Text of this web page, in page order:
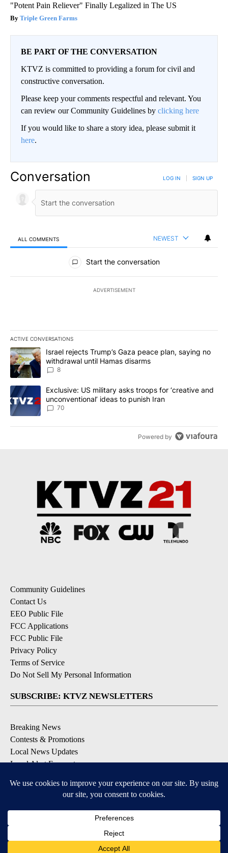
"Potent Pain Reliever" Finally Legalized in The US
Triple Green Farms
BE PART OF THE CONVERSATION
KTVZ is committed to providing a forum for civil and
constructive conversation.
Please keep your comments respectful and relevant. You
can review our Community Guidelines by clicking here
If you would like to share a story idea, please submit it
here.
Conversation LOG IN SIGN UP
ALL COMMENTS NEWEST
All Comments
Start the conversation
ADVERTISEMENT
ACTIVE CONVERSATIONS
The following is a list of the most commented articles in the last
A trending article titled "Israel rejects Trump’s Gaza peace
Israel rejects Trump’s Gaza peace plan, saying no
withdrawal until Hamas disarms
8
A trending article titled "Exclusive: US military asks troops for
Exclusive: US military asks troops for ‘creative and
unconventional’ ideas to punish Iran
70
Powered by
Community Guidelines
Contact Us
EEO Public File
FCC Applications
FCC Public File
Privacy Policy
Terms of Service
Do Not Sell My Personal Information
SUBSCRIBE: KTVZ NEWSLETTERS
Breaking News
Contests & Promotions
Local News Updates
Local Alert Forecast
DOWNLOAD: KTVZ APPS